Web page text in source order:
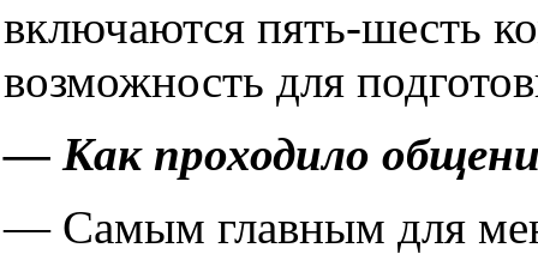
включаются пять-шесть
возможность для
— Как проходило
— Самым главным для